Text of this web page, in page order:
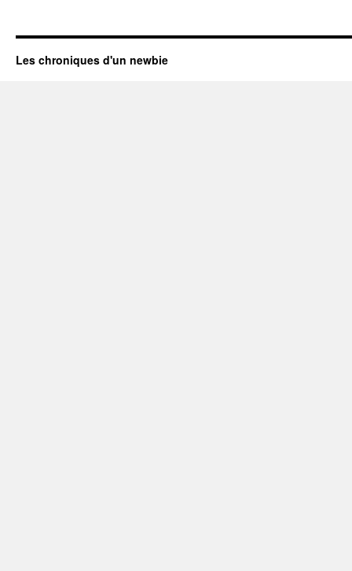
Les chroniques d'un newbie